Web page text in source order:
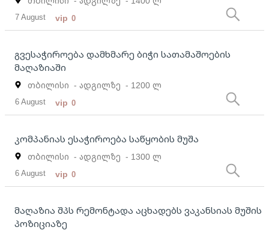
7 August vip 0
გვესაჭიროება დამხმარე ბიჭი სათამაშოების
მაღაზიაში
თბილისი - ადგილზე - 1200 ლ
6 August vip 0
კომპანიას ესაჭიროება საწყობის მუშა
თბილისი - ადგილზე - 1300 ლ
6 August vip 0
მაღაზია შპს რემონტადა აცხადებს ვაკანსიას მუშის
პოზიციაზე